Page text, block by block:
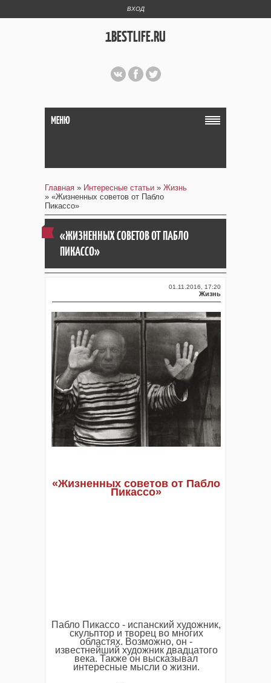
ВХОД
1BESTLIFE.RU
МЕНЮ
Главная » Интересные статьи » Жизнь
» «Жизненных советов от Пабло
Пикассо»
«ЖИЗНЕННЫХ СОВЕТОВ ОТ ПАБЛО
ПИКАССО»
01.11.2016, 17:20
Жизнь
«Жизненных советов от Пабло
Пикассо»
Пабло Пикассо - испанский художник,
скульптор и творец во многих
областях. Возможно, он -
известнейший художник двадцатого
века. Также он высказывал
интересные мысли о жизни.